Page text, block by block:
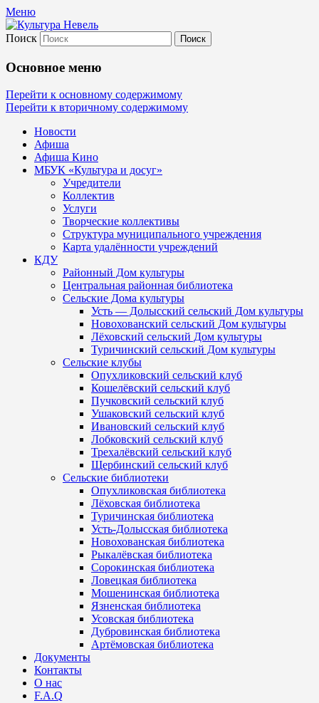
Меню
Культура Невель
МБУК Невельского района "Культура
и досуг"
Поиск
Основное меню
Перейти к основному содержимому
Перейти к вторичному содержимому
Новости
Афиша
Афиша Кино
МБУК «Культура и досуг»
Учредители
Коллектив
Услуги
Творческие коллективы
Структура муниципального учреждения
Карта удалённости учреждений
КДУ
Районный Дом культуры
Центральная районная библиотека
Сельские Дома культуры
Усть — Долысский сельский Дом культуры
Новохованский сельский Дом культуры
Лёховский сельский Дом культуры
Туричинский сельский Дом культуры
Сельские клубы
Опухликовский сельский клуб
Кошелёвский сельский клуб
Пучковский сельский клуб
Ушаковский сельский клуб
Ивановский сельский клуб
Лобковский сельский клуб
Трехалёвский сельский клуб
Щербинский сельский клуб
Сельские библиотеки
Опухликовская библиотека
Лёховская библиотека
Туричинская библиотека
Усть-Долысская библиотека
Новохованская библиотека
Рыкалёвская библиотека
Сорокинская библиотека
Ловецкая библиотека
Мошенинская библиотека
Язненская библиотека
Усовская библиотека
Дубровинская библиотека
Артёмовская библиотека
Документы
Контакты
О нас
F.A.Q